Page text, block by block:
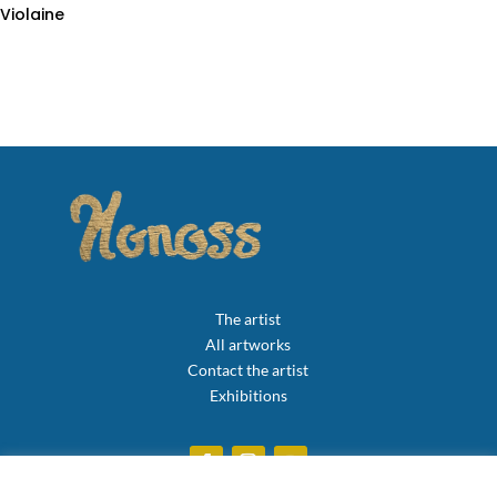
Violaine
The artist
All artworks
Contact the artist
Exhibitions